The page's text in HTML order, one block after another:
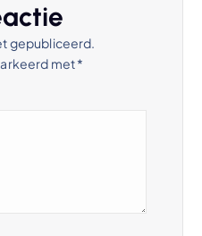
gepubliceerd.
met*